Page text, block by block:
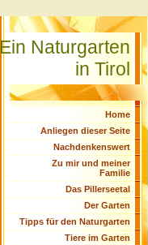
Ein Naturgarten
in Tirol
Home
Anliegen dieser Seite
Nachdenkenswert
Zu mir und meiner
Familie
Das Pillerseetal
Der Garten
Tipps für den Naturgarten
Tiere im Garten